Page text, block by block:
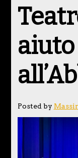
aiuto
Posted by